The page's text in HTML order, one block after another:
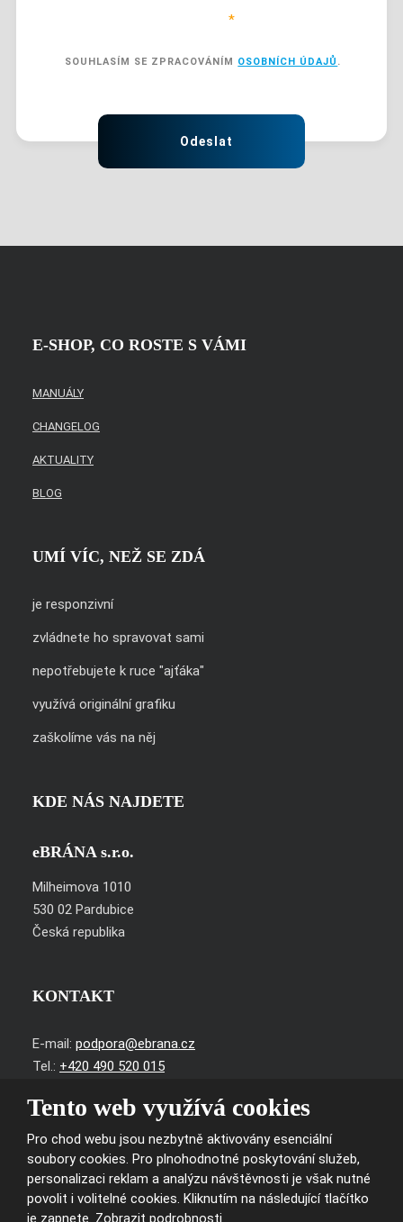
*
SOUHLASÍM
SOUHLASÍM SE ZPRACOVÁNÍM OSOBNÍCH ÚDAJŮ .
Odeslat
nepodařilo
E-SHOP, CO ROSTE S VÁMI
MANUÁLY
CHANGELOG
AKTUALITY
BLOG
UMÍ VÍC, NEŽ SE ZDÁ
je responzivní
zvládnete ho spravovat sami
nepotřebujete k ruce "ajťáka"
využívá originální grafiku
zaškolíme vás na něj
KDE NÁS NAJDETE
eBRÁNA s.r.o.
Milheimova 1010
530 02 Pardubice
Česká republika
KONTAKT
E-mail: podpora@ebrana.cz
Tel.: +420 490 520 015
IČ: 25984764
DIČ: CZ25984764
č. ú.: 1078049001/5500
Tento web využívá cookies
Pro chod webu jsou nezbytně aktivovány esenciální
soubory cookies. Pro plnohodnotné poskytování služeb,
personalizaci reklam a analýzu návštěvnosti je však nutné
povolit i volitelné cookies. Kliknutím na následující tlačítko
je zapnete. Zobrazit podrobnosti